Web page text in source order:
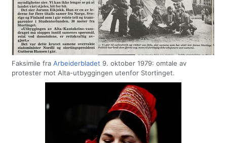
Faksimile fra Arbeiderbladet 9. oktober 1979: omtale av
protester mot Alta-utbyggingen utenfor Stortinget.